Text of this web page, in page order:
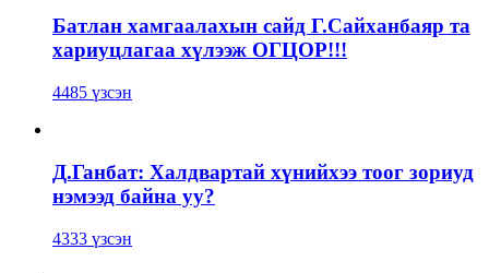
Батлан хамгаалахын сайд Г.Сайханбаяр та
хариуцлагаа хүлээж ОГЦОР!!!
4485 үзсэн
Д.Ганбат: Халдвартай хүнийхээ тоог зориуд
нэмээд байна уу?
4333 үзсэн